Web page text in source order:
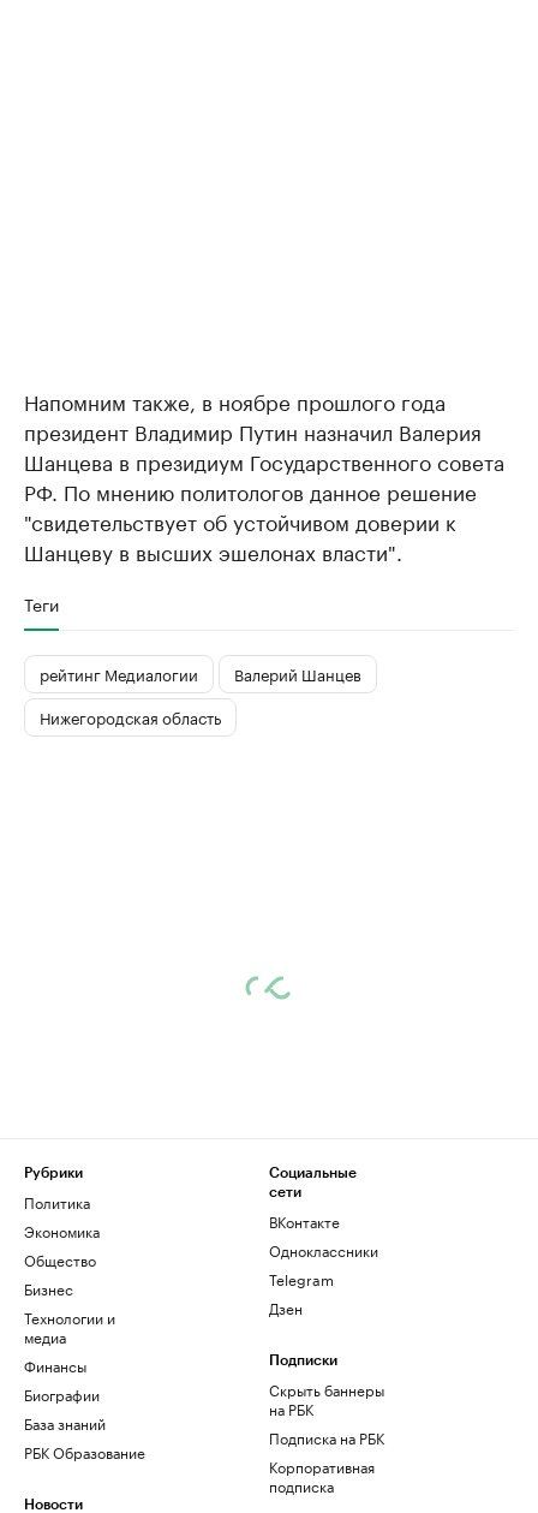
Напомним также, в ноябре прошлого года
президент Владимир Путин назначил Валерия
Шанцева в президиум Государственного совета
РФ. По мнению политологов данное решение
"свидетельствует об устойчивом доверии к
Шанцеву в высших эшелонах власти".
Теги
рейтинг Медиалогии
Валерий Шанцев
Нижегородская область
Рубрики
Политика
Экономика
Общество
Бизнес
Технологии и
медиа
Финансы
Биографии
База знаний
РБК Образование
Новости
Социальные
сети
ВКонтакте
Одноклассники
Telegram
Дзен
Подписки
Скрыть баннеры
на РБК
Подписка на РБК
Корпоративная
подписка